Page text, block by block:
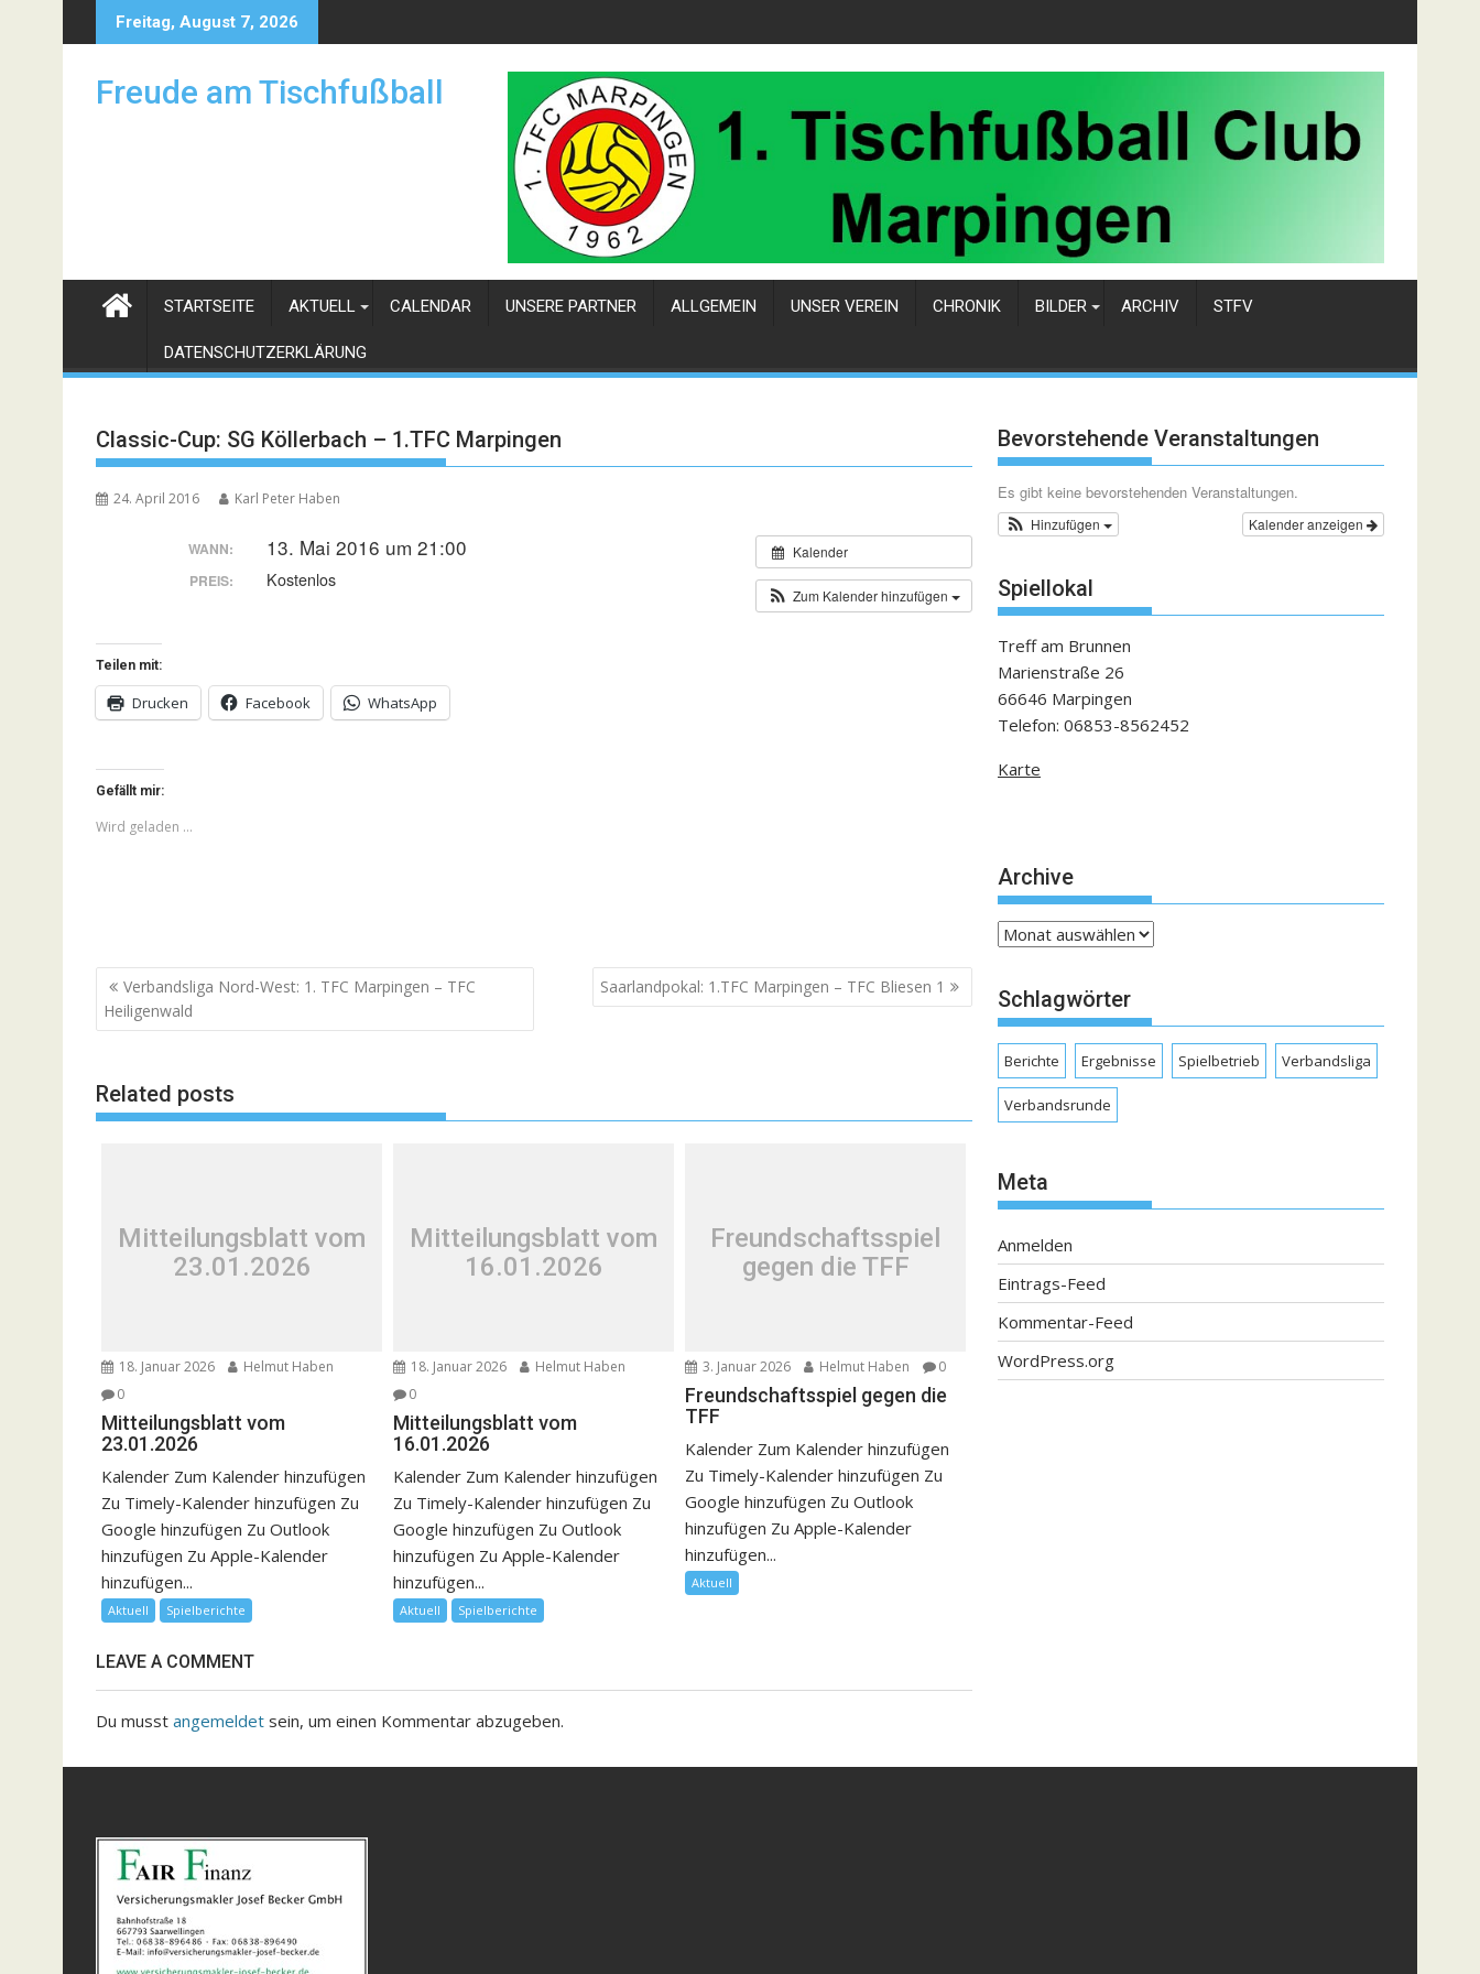
to
Freitag, August 7, 2026
Freude am Tischfußball
STARTSEITE AKTUELL CALENDAR UNSERE PARTNER ALLGEMEIN UNSER VEREIN CHRONIK BILDER ARCHIV STFV
DATENSCHUTZERKLÄRUNG
Classic-Cup: SG Köllerbach – 1.TFC Marpingen
24. April 2016 Karl Peter Haben
Kalender
Zum Kalender hinzufügen
WANN: 13. Mai 2016 um 21:00
PREIS: Kostenlos
Teilen mit:
Drucken Facebook WhatsApp
Gefällt mir:
Wird geladen …
Beitragsnavigation
Verbandsliga Nord-West: 1. TFC Marpingen – TFC
Heiligenwald
Saarlandpokal: 1.TFC Marpingen – TFC Bliesen 1
Related posts
Mitteilungsblatt vom
23.01.2026
18. Januar 2026
Helmut Haben
0
Mitteilungsblatt vom
23.01.2026
Kalender Zum Kalender hinzufügen
Zu Timely-Kalender hinzufügen Zu
Google hinzufügen Zu Outlook
hinzufügen Zu Apple-Kalender
hinzufügen...
Aktuell Spielberichte
Mitteilungsblatt vom
16.01.2026
18. Januar 2026
Helmut Haben
0
Mitteilungsblatt vom
16.01.2026
Kalender Zum Kalender hinzufügen
Zu Timely-Kalender hinzufügen Zu
Google hinzufügen Zu Outlook
hinzufügen Zu Apple-Kalender
hinzufügen...
Aktuell Spielberichte
Freundschaftsspiel
gegen die TFF
3. Januar 2026 Helmut Haben 0
Freundschaftsspiel gegen die
TFF
Kalender Zum Kalender hinzufügen
Zu Timely-Kalender hinzufügen Zu
Google hinzufügen Zu Outlook
hinzufügen Zu Apple-Kalender
hinzufügen...
Aktuell
LEAVE A COMMENT
Du musst angemeldet sein, um einen Kommentar abzugeben.
Bevorstehende Veranstaltungen
Es gibt keine bevorstehenden Veranstaltungen.
Kalender anzeigen
Hinzufügen
Spiellokal
Treff am Brunnen
Marienstraße 26
66646 Marpingen
Telefon: 06853-8562452
Karte
Archive
Archive
Schlagwörter
Berichte Ergebnisse Spielbetrieb Verbandsliga
Verbandsrunde
Meta
Anmelden
Eintrags-Feed
Kommentar-Feed
WordPress.org